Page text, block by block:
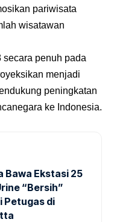
pariwisata
wisatawan
secara penuh pada
menjadi
peningkatan
ke Indonesia.
Bawa Ekstasi 25
“Bersih”
Petugas di